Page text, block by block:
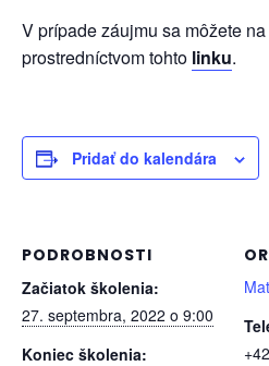
V prípade záujmu sa môžete
prostredníctvom tohto linku.
Pridať do kalendára
PODROBNOSTI
Začiatok školenia:
27. septembra, 2022 o 9:00
Koniec školenia: